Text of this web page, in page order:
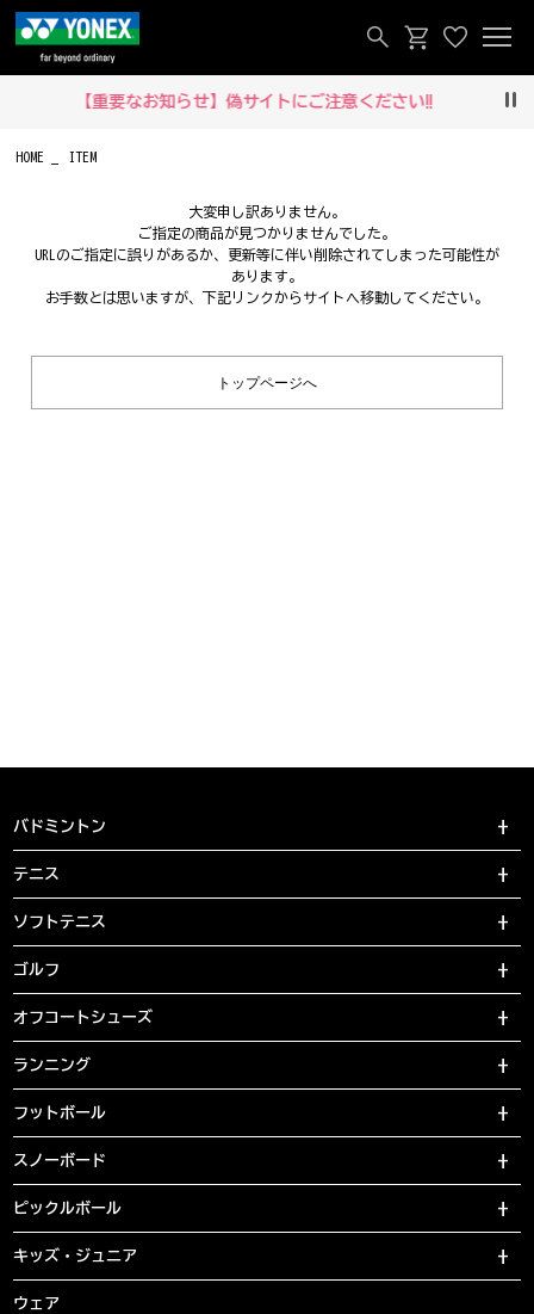
【重要なお知らせ】偽サイトにご注意ください‼
HOME ITEM
大変申し訳ありません。
ご指定の商品が見つかりませんでした。
URLのご指定に誤りがあるか、更新等に伴い削除されてしまった可能性が
あります。
お手数とは思いますが、下記リンクからサイトへ移動してください。
トップページへ
バドミントン
テニス
ソフトテニス
ゴルフ
オフコートシューズ
ランニング
フットボール
スノーボード
ピックルボール
キッズ・ジュニア
ウェア